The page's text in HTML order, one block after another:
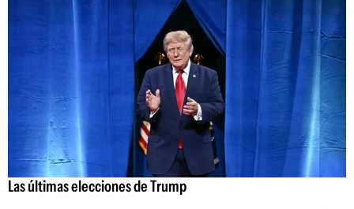
Las últimas elecciones de Trump